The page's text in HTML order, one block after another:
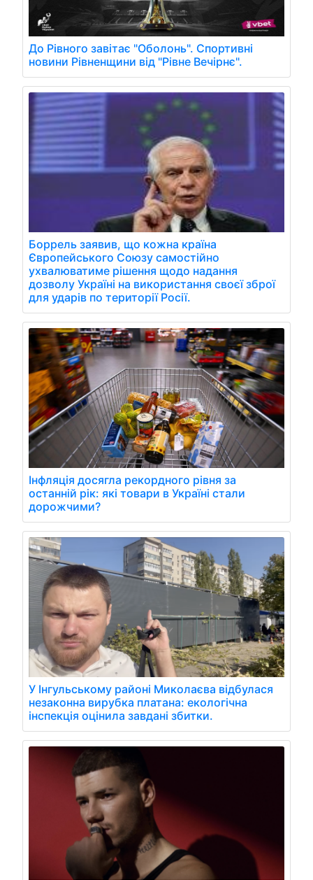
До Рівного завітає "Оболонь". Спортивні
новини Рівненщини від "Рівне Вечірнє".
Боррель заявив, що кожна країна
Європейського Союзу самостійно
ухвалюватиме рішення щодо надання
дозволу Україні на використання своєї зброї
для ударів по території Росії.
Інфляція досягла рекордного рівня за
останній рік: які товари в Україні стали
дорожчими?
У Інгульському районі Миколаєва відбулася
незаконна вирубка платана: екологічна
інспекція оцінила завдані збитки.